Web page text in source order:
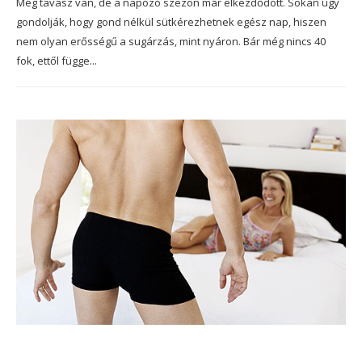
gondolják, hogy gond nélkül sütkérezhetnek egész nap, hiszen
nem olyan erősségű a sugárzás, mint nyáron. Bár még nincs 40
fok, ettől függe...